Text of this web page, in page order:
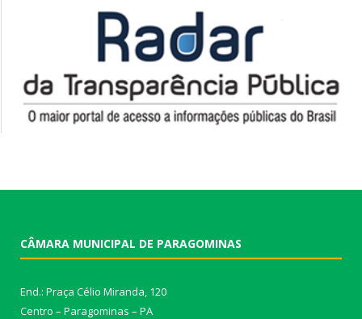
CÂMARA MUNICIPAL DE PARAGOMINAS
End.: Praça Célio Miranda, 120
Centro – Paragominas – PA